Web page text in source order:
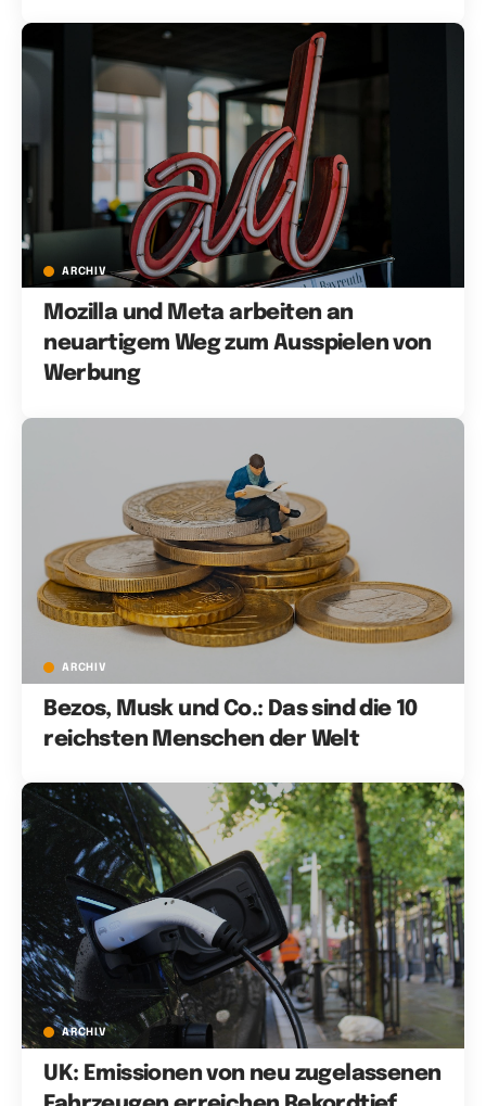
ARCHIV
Mozilla und Meta arbeiten an
neuartigem Weg zum Ausspielen von
Werbung
ARCHIV
Bezos, Musk und Co.: Das sind die 10
reichsten Menschen der Welt
ARCHIV
UK: Emissionen von neu zugelassenen